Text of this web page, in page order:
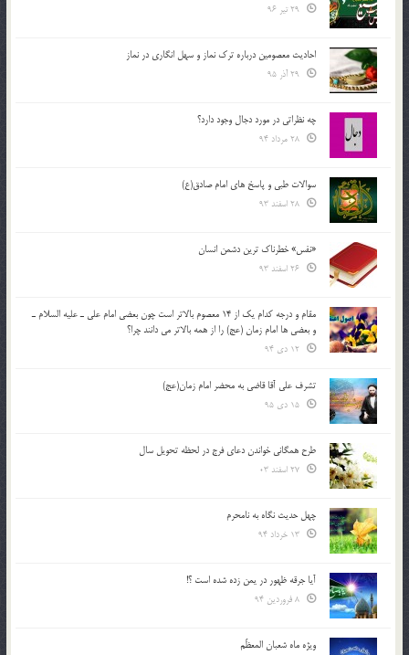
احادیث معصومین درباره ترک نماز و سهل انگاری در نماز
چه نظراتی در مورد دجال وجود دارد؟
سوالات طبی و پاسخ های امام صادق(ع)
«نفس» خطرناک ترین دشمن انسان
مقام و درجه كدام يك از 14 معصوم بالاتر است چون بعضي امام علي ـ عليه السلام ـ
و بعضي ها امام زمان (عج) را از همه بالاتر مي دانند چرا؟
تشرف علي آقا قاضي به محضر امام زمان(عج)
طرح همگانی خواندن دعای فرج در لحظه تحویل سال
چهل حدیث نگاه به نامحرم
آیا جرقه ظهور در یمن زده شده است ؟!
ویژه ماه شعبان المعظّم